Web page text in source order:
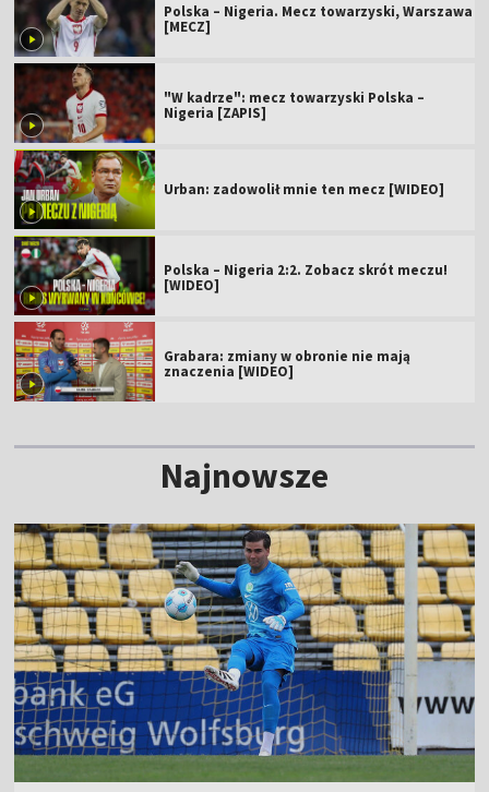
Polska – Nigeria. Mecz towarzyski, Warszawa
[MECZ]
"W kadrze": mecz towarzyski Polska –
Nigeria [ZAPIS]
Urban: zadowolił mnie ten mecz [WIDEO]
Polska – Nigeria 2:2. Zobacz skrót meczu!
[WIDEO]
Grabara: zmiany w obronie nie mają
znaczenia [WIDEO]
Najnowsze